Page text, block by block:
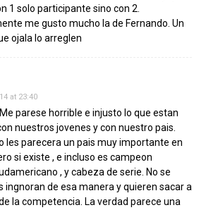
1 solo participante sino con 2.
me gusto mucho la de Fernando. Un
ojala lo arreglen
at 23:40
parese horrible e injusto lo que estan
nuestros jovenes y con nuestro pais.
les parecera un pais muy importante en
si existe , e incluso es campeon
, y cabeza de serie. No se
ingnoran de esa manera y quieren sacar a
la competencia. La verdad parece una